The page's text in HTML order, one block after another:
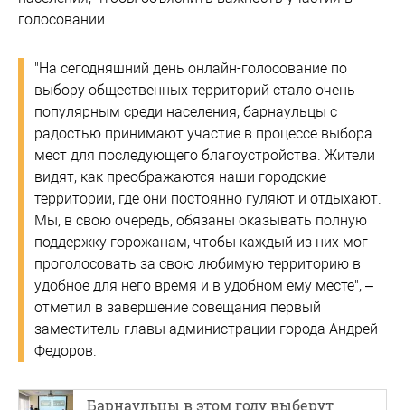
голосовании.
"На сегодняшний день онлайн-голосование по
выбору общественных территорий стало очень
популярным среди населения, барнаульцы с
радостью принимают участие в процессе выбора
мест для последующего благоустройства. Жители
видят, как преображаются наши городские
территории, где они постоянно гуляют и отдыхают.
Мы, в свою очередь, обязаны оказывать полную
поддержку горожанам, чтобы каждый из них мог
проголосовать за свою любимую территорию в
удобное для него время и в удобном ему месте", –
отметил в завершение совещания первый
заместитель главы администрации города Андрей
Федоров.
Барнаульцы в этом году выберут